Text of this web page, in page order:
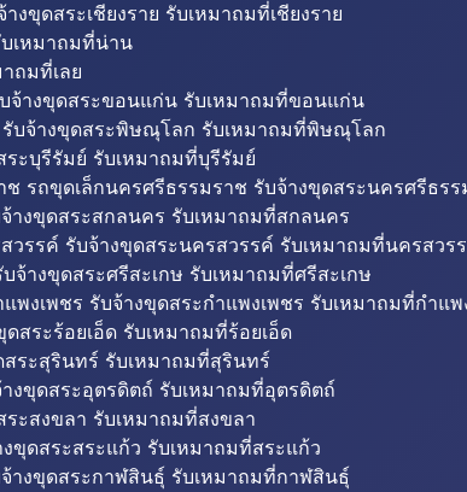
งขุดสระเชียงราย รับเหมาถมที่เชียงราย
เหมาถมที่น่าน
ถมที่เลย
จ้างขุดสระขอนแก่น รับเหมาถมที่ขอนแก่น
บจ้างขุดสระพิษณุโลก รับเหมาถมที่พิษณุโลก
ะบุรีรัมย์ รับเหมาถมที่บุรีรัมย์
รถขุดเล็กนครศรีธรรมราช รับจ้างขุดสระนครศรีธร
างขุดสระสกลนคร รับเหมาถมที่สกลนคร
รรค์ รับจ้างขุดสระนครสวรรค์ รับเหมาถมที่นครสวร
จ้างขุดสระศรีสะเกษ รับเหมาถมที่ศรีสะเกษ
พงเพชร รับจ้างขุดสระกำแพงเพชร รับเหมาถมที่กำแพ
สระร้อยเอ็ด รับเหมาถมที่ร้อยเอ็ด
ระสุรินทร์ รับเหมาถมที่สุรินทร์
งขุดสระอุตรดิตถ์ รับเหมาถมที่อุตรดิตถ์
ะสงขลา รับเหมาถมที่สงขลา
ขุดสระสระแก้ว รับเหมาถมที่สระแก้ว
างขุดสระกาฬสินธุ์ รับเหมาถมที่กาฬสินธุ์